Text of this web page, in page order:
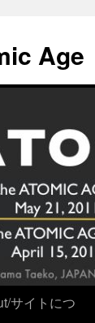
Age
サイトにつ